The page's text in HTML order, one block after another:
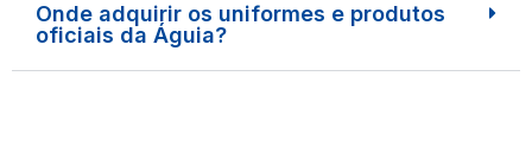
Onde adquirir os uniformes e produtos
oficiais da Águia?